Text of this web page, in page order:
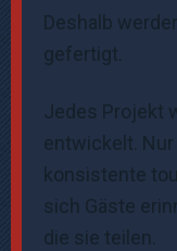
Deshalb
gefertigt.
Jedes Projekt
entwickelt.
konsistente
sich Gäste
die sie teilen.